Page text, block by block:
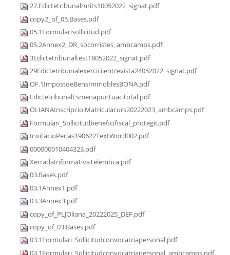
27.Edictetribunalmrits10052022_signat.pdf
copy2_of_05.Bases.pdf
05.1Formularisollicitud.pdf
05.2Annex2_DR_socorristes_ambcamps.pdf
3Edictetribunaltest18052022_signat.pdf
29Edictetribunalexerciciientrevista24052022_signat.pdf
OF.1ImpostdeBensImmoblesBONA.pdf
EdictetribunalEsmenapuntuacitotal.pdf
OLIANAInscripcioiMatriculacurs20222023_ambcamps.pdf
Formulari_Sollicitudbeneficifiscal_protegit.pdf
InvitacioPerlas190622TextWord002.pdf
000000010404323.pdf
XerradaInformativaTelemtica.pdf
03.Bases.pdf
03.1Annex1.pdf
03.3Annex3.pdf
copy_of_PLJOliana_20222025_DEF.pdf
copy_of_03.Bases.pdf
03.1Formulari_Sollicitudconvocatriapersonal.pdf
03.1Formulari_Sollicitudconvocatriapersonal_ambcamps.pdf